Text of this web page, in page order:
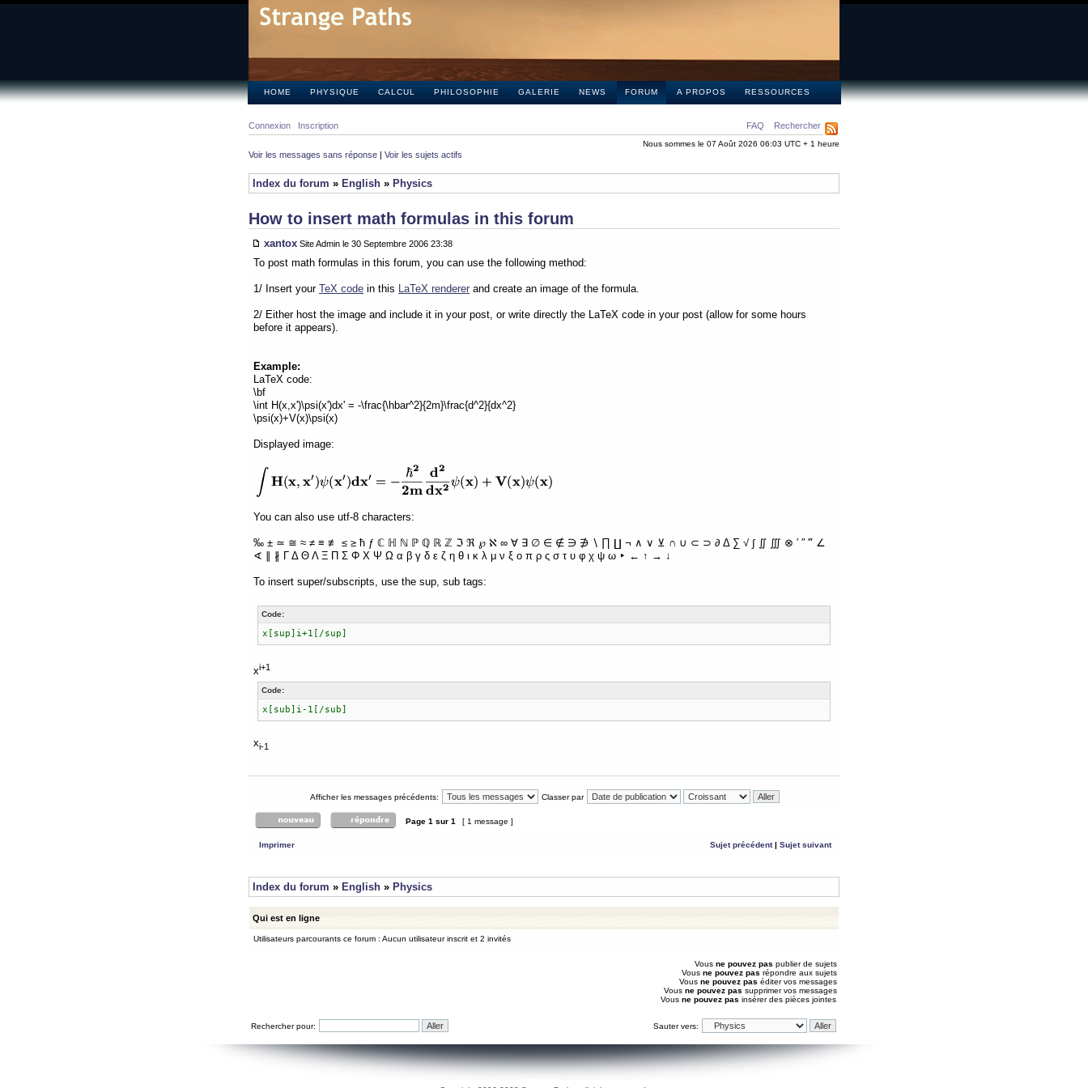
HOME PHYSIQUE CALCUL PHILOSOPHIE GALERIE NEWS FORUM A PROPOS RESSOURCES
FAQ Rechercher
Connexion Inscription
Nous sommes le 07 Août 2026 06:03 UTC + 1 heure
Voir les messages sans réponse | Voir les sujets actifs
Index du forum » English » Physics
How to insert math formulas in this forum
xantox Site Admin le 30 Septembre 2006 23:38
To post math formulas in this forum, you can use the following method:
1/ Insert your TeX code in this LaTeX renderer and create an image of the formula.
2/ Either host the image and include it in your post, or write directly the LaTeX code in your post (allow for some hours
before it appears).
Example:
LaTeX code:
\bf
\int H(x,x')\psi(x')dx' = -\frac{\hbar^2}{2m}\frac{d^2}{dx^2}
\psi(x)+V(x)\psi(x)
Displayed image:
You can also use utf-8 characters:
‰ ± ≃ ≅ ≈ ≠ ≡ ≢ ≤ ≥ ħ ƒ ℂ ℍ ℕ ℙ ℚ ℝ ℤ ℑ ℜ ℘ ℵ ∞ ∀ ∃ ∅ ∈ ∉ ∋ ∌ ∖ ∏ ∐ ¬ ∧ ∨ ⊻ ∩ ∪ ⊂ ⊃ ∂ Δ ∑ √ ∫ ∬ ∭ ⊗ ′ ″ ‴ ∠
∢ ∥ ∦ Γ Δ Θ Λ Ξ Π Σ Φ Χ Ψ Ω α β γ δ ε ζ η θ ι κ λ μ ν ξ ο π ρ ς σ τ υ φ χ ψ ω ‣ ← ↑ → ↓
To insert super/subscripts, use the sup, sub tags:
Code:
x[sup]i+1[/sup]
xi+1
Code:
x[sub]i-1[/sub]
xi-1
Afficher les messages précédents: Classer par
Page 1 sur 1 [ 1 message ]
Imprimer Sujet précédent| Sujet suivant
Index du forum » English » Physics
Qui est en ligne
Utilisateurs parcourants ce forum : Aucun utilisateur inscrit et 2 invités
Vous ne pouvez pas publier de sujets
Vous ne pouvez pas répondre aux sujets
Vous ne pouvez pas éditer vos messages
Vous ne pouvez pas supprimer vos messages
Vous ne pouvez pas insérer des pièces jointes
Rechercher pour: Sauter vers: